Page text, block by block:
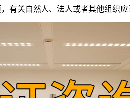
关自然人、法人或者其他组织应